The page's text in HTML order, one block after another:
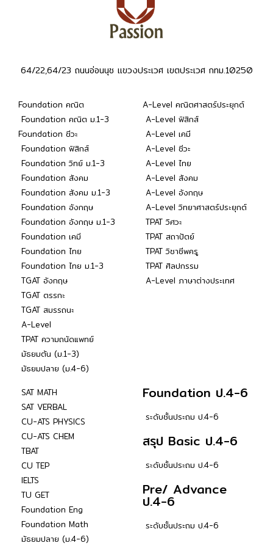
64/22,64/23 ถนนอ่อนนุช แขวงประเวศ เขตประเวศ กทม.10250
Foundation คณิต
Foundation คณิต ม.1-3
Foundation ชีวะ
Foundation ฟิสิกส์
Foundation วิทย์ ม.1-3
Foundation สังคม
Foundation สังคม ม.1-3
Foundation อังกฤษ
Foundation อังกฤษ ม.1-3
Foundation เคมี
Foundation ไทย
Foundation ไทย ม.1-3
TGAT อังกฤษ
TGAT ตรรกะ
TGAT สมรรถนะ
A-Level
TPAT ความถนัดแพทย์
มัธยมต้น (ม.1-3)
มัธยมปลาย (ม.4-6)
A-Level คณิตศาสตร์ประยุกต์
A-Level ฟิสิกส์
A-Level เคมี
A-Level ชีวะ
A-Level ไทย
A-Level สังคม
A-Level อังกฤษ
A-Level วิทยาศาสตร์ประยุกต์
TPAT วิศวะ
TPAT สถาปัตย์
TPAT วิชาชีพครู
TPAT ศิลปกรรม
A-Level ภาษาต่างประเทศ
SAT MATH
SAT VERBAL
CU-ATS PHYSICS
CU-ATS CHEM
TBAT
CU TEP
IELTS
TU GET
Foundation Eng
Foundation Math
มัธยมปลาย (ม.4-6)
Foundation ป.4-6
ระดับชั้นประถม ป.4-6
สรุป Basic ป.4-6
ระดับชั้นประถม ป.4-6
Pre/ Advance
ป.4-6
ระดับชั้นประถม ป.4-6